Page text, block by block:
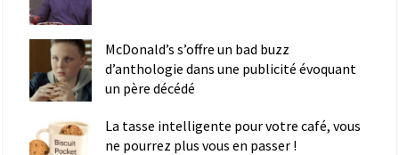
McDonald’s s’offre un bad buzz
d’anthologie dans une publicité évoquant
un père décédé
La tasse intelligente pour votre café, vous
ne pourrez plus vous en passer !